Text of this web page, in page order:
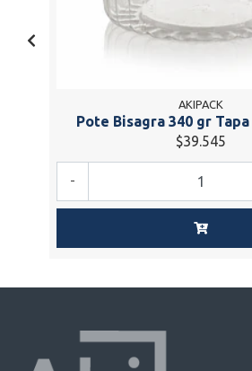
AKIPACK
Pote Bisagra 340 gr Tapa
$39.545
-